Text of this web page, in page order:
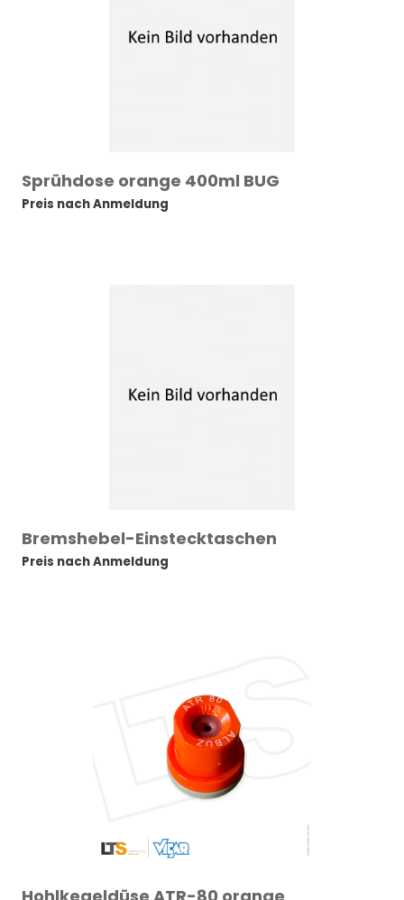
Sprühdose orange 400ml BUG
Preis nach Anmeldung
Bremshebel-Einstecktaschen
Preis nach Anmeldung